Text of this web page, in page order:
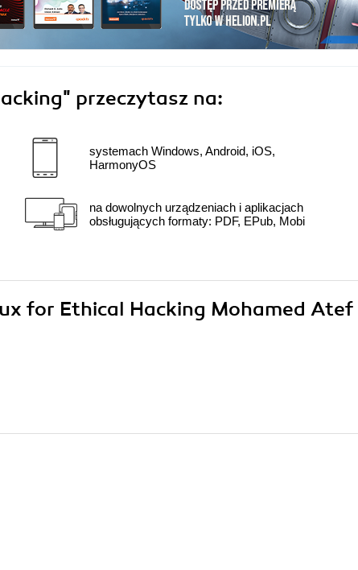
przeczytasz na:
systemach Windows, Android, iOS,
HarmonyOS
na dowolnych urządzeniach i aplikacjach
obsługujących formaty: PDF, EPub, Mobi
for Ethical Hacking Mohamed Atef